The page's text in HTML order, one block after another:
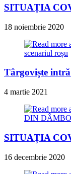
SITUAȚIA
18 noiembrie 2020
Târgoviște
4 martie 2021
SITUAȚIA
16 decembrie 2020